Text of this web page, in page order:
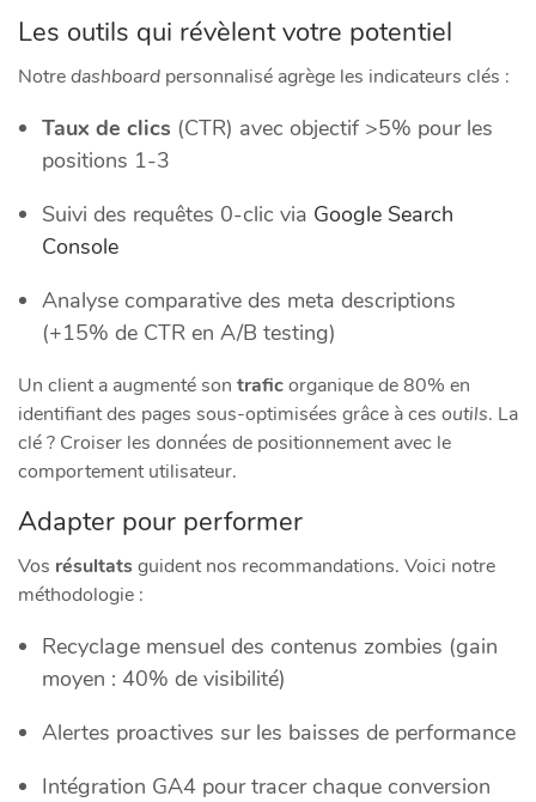
Les outils qui révèlent votre potentiel
Notredashboard personnalisé agrège les indicateurs clés :
Taux de clics (CTR) avec objectif >5% pour les
positions 1-3
Suivi des requêtes 0-clic via Google Search
Console
Analyse comparative des meta descriptions
(+15% de CTR en A/B testing)
Un client a augmenté son traficorganique de 80% en
identifiant des pages sous-optimisées grâce à ces outils. La
clé ? Croiser les données de positionnement avec le
comportement utilisateur.
Adapter pour performer
Vos résultatsguident nos recommandations. Voici notre
méthodologie :
Recyclage mensuel des contenus zombies (gain
moyen : 40% de visibilité)
Alertes proactives sur les baisses de performance
Intégration GA4 pour tracer chaque conversion